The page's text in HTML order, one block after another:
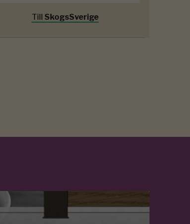
Till SkogsSverige